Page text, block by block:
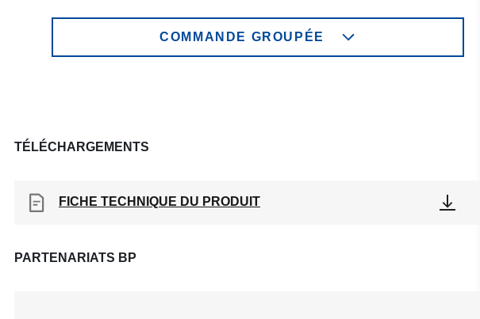
COMMANDE GROUPÉE
TÉLÉCHARGEMENTS
FICHE TECHNIQUE DU PRODUIT
PARTENARIATS BP